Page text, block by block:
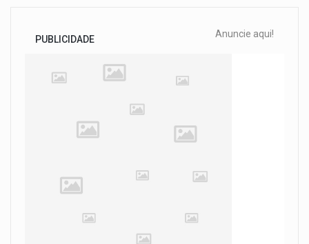
PUBLICIDADE Anuncie aqui!